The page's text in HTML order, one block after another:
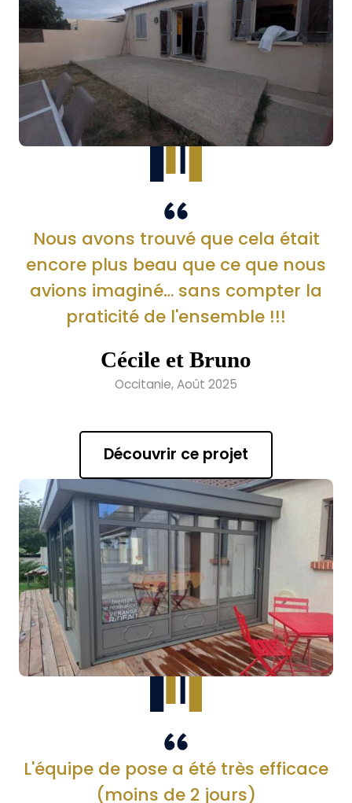
Nous avons trouvé que cela était
encore plus beau que ce que nous
avions imaginé… sans compter la
praticité de l'ensemble !!!
Cécile et Bruno
Occitanie, Août 2025
Découvrir ce projet
L'équipe de pose a été très efficace
(moins de 2 jours)